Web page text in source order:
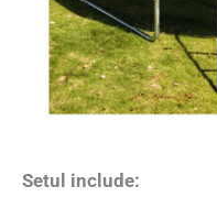
Setul include: